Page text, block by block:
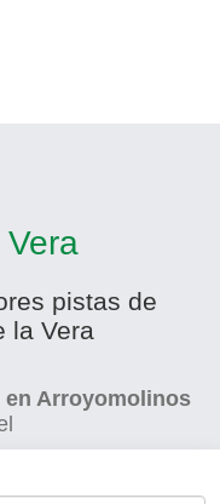
pistas de
la Vera
en Arroyomolinos